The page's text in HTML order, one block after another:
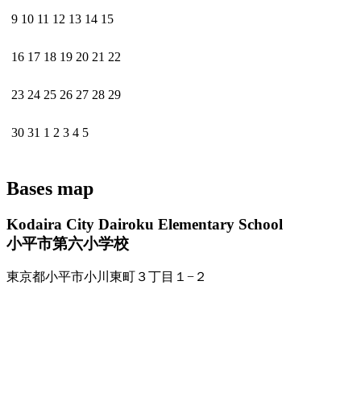
9 10 11 12 13 14 15
16 17 18 19 20 21 22
23 24 25 26 27 28 29
30 31 1 2 3 4 5
Bases map
Kodaira City Dairoku Elementary School
小平市第六小学校
東京都小平市小川東町３丁目１−２